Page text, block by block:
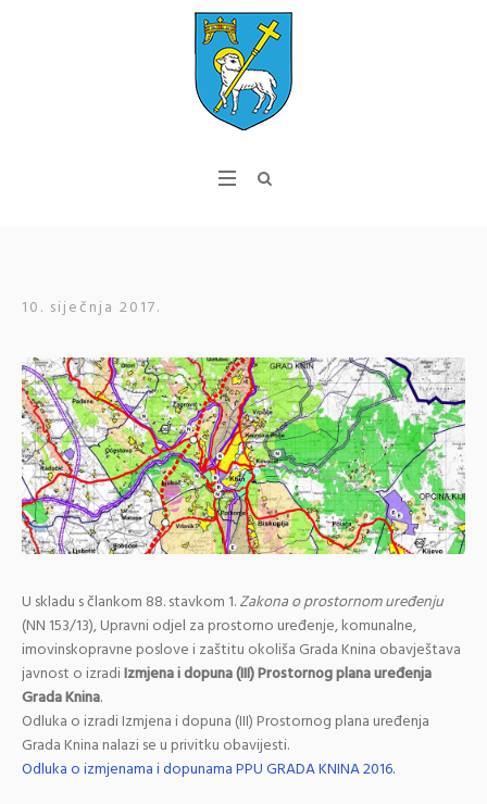
10. siječnja 2017.
U skladu s člankom 88. stavkom 1.Zakona o prostornom uređenju
(NN 153/13), Upravni odjel za prostorno uređenje, komunalne,
imovinskopravne poslove i zaštitu okoliša Grada Knina obavještava
javnost o izradiIzmjena i dopuna (III) Prostornog plana uređenja
Grada Knina.
Odluka o izradi Izmjena i dopuna (III) Prostornog plana uređenja
Grada Knina nalazi se u privitku obavijesti.
Odluka o izmjenama i dopunama PPU GRADA KNINA 2016.